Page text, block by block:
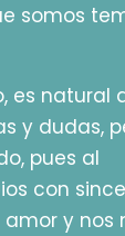
somos
es natural
y dudas,
pues al
con
amor y nos